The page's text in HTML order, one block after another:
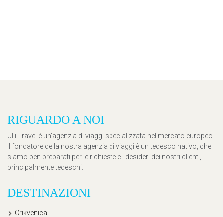
RIGUARDO A NOI
Ulli Travel è un'agenzia di viaggi specializzata nel mercato europeo.
Il fondatore della nostra agenzia di viaggi è un tedesco nativo, che
siamo ben preparati per le richieste e i desideri dei nostri clienti,
principalmente tedeschi.
DESTINAZIONI
Crikvenica